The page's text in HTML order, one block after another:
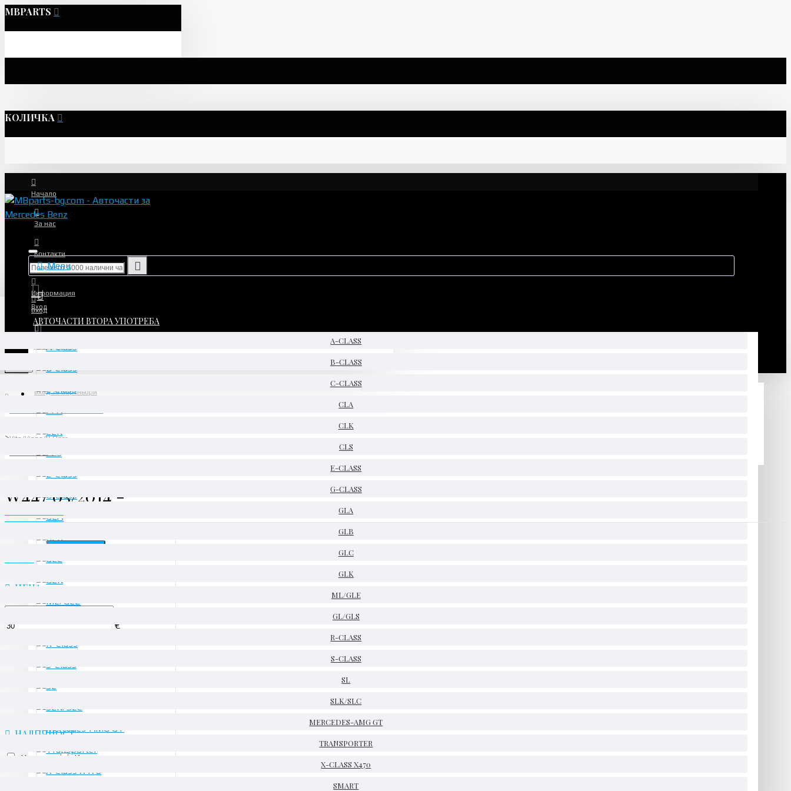
MBPARTS
КОЛИЧКА
Начало
За нас
Контакти
Информация
Вход за партньори
Вход
Menu
АВТОЧАСТИ ВТОРА УПОТРЕБА
A-CLASS
B-CLASS
C-CLASS
CLA
CLK
CLS
E-CLASS
G-CLASS
GLA
GLB
GLC
GLK
ML/GLE
GL/GLS
R-CLASS
S-CLASS
SL
SLK/SLC
MERCEDES-AMG GT
TRANSPORTER
X-CLASS X470
SMART
Вход
Vito/Viano/V-Class
W447 03/2014 -
ЦЕНА
€
НАЛИЧНОСТ
На склад Изчерпани